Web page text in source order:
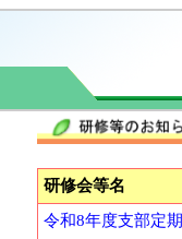
研修会等名
令和8年度支部定